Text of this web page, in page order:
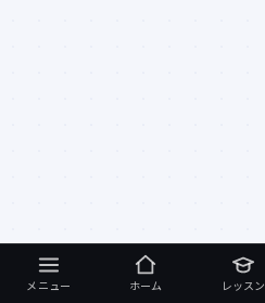
メニュー ホーム レッスン